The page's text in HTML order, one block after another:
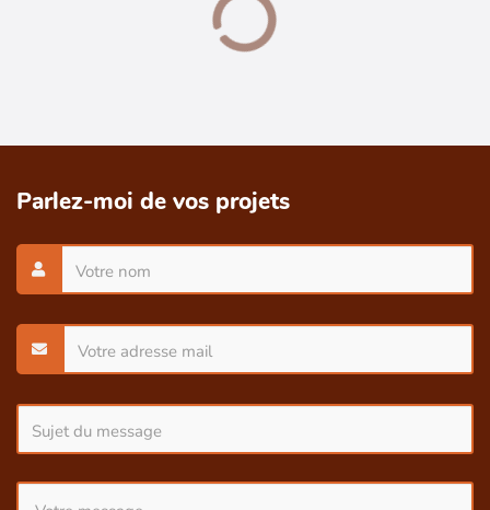
Parlez-moi de vos projets